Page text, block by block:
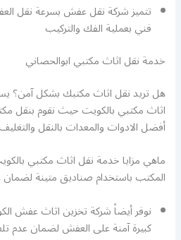
تتميز شركة نقل عفش بسرعة نقل
فني بعملية الفك والتركيب
خدمة نقل اثاث مكتبي ابوالحصاني
هل تريد نقل اثاث مكتبك بشكل آمن؟
اثاث مكتبي بالكويت حيث نقوم بنقل
أفضل الادوات والمعدات بالنقل
ماهي مزايا خدمة نقل اثاث مكتبي
المكتب باستخدام صناديق متينة
نوفر أيضاً شركة تخزين اثاث عفش
كبيرة آمنة على العفش لضمان عدم